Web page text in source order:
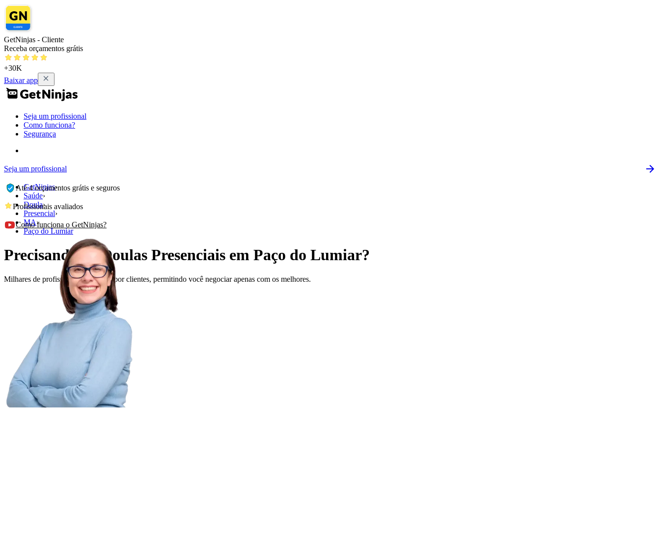
GetNinjas - Cliente
Receba orçamentos grátis
+30K
Baixar app
Seja um profissional
Como funciona?
Segurança
Seja um profissional
GetNinjas›
Saúde›
Doula›
Presencial›
MA›
Paço do Lumiar
Precisando de Doulas Presenciais em Paço do Lumiar?
Milhares de profissionais avaliados por clientes, permitindo você negociar apenas com os melhores.
Até 4 orçamentos grátis e seguros
Profissionais avaliados
Como funciona o GetNinjas?